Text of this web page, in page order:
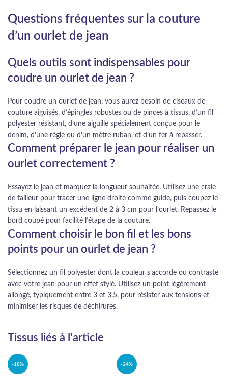
Questions fréquentes sur la couture
d’un ourlet de jean
Quels outils sont indispensables pour
coudre un ourlet de jean ?
Pour coudre un ourlet de jean, vous aurez besoin de ciseaux de
couture aiguisés, d’épingles robustes ou de pinces à tissus, d’un fil
polyester résistant, d’une aiguille spécialement conçue pour le
denim, d’une règle ou d’un mètre ruban, et d’un fer à repasser.
Comment préparer le jean pour réaliser un
ourlet correctement ?
Essayez le jean et marquez la longueur souhaitée. Utilisez une craie
de tailleur pour tracer une ligne droite comme guide, puis coupez le
tissu en laissant un excédent de 2 à 3 cm pour l’ourlet. Repassez le
bord coupé pour facilité l’étape de la couture.
Comment choisir le bon fil et les bons
points pour un ourlet de jean ?
Sélectionnez un fil polyester dont la couleur s’accorde ou contraste
avec votre jean pour un effet stylé. Utilisez un point légèrement
allongé, typiquement entre 3 et 3,5, pour résister aux tensions et
minimiser les risques de déchirures.
Tissus liés à l'article
-18% -24%